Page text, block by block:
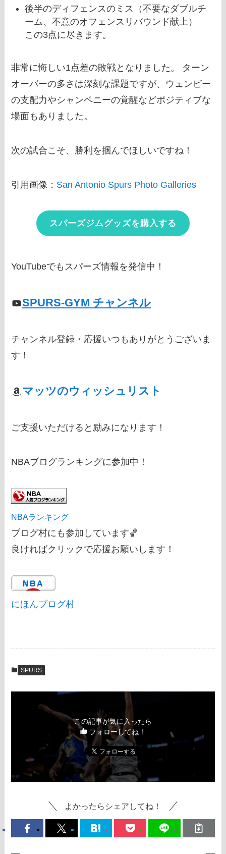
後半のディフェンスのミス（不要なダブルチ
ーム、不意のオフェンスリバウンド献上）
この3点に尽きます。
非常に悔しい1点差の敗戦となりました。 ターン
オーバーの多さは深刻な課題ですが、ウェンビー
の支配力やシャンペニーの覚醒などポジティブな
場面もありました。
次の試合こそ、勝利を掴んでほしいですね！
引用画像： San Antonio Spurs Photo Galleries
スパーズジムグッズを購入する
YouTubeでもスパーズ情報を発信中！
SPURS-GYM チャンネル
チャンネル登録・応援いつもありがとうございま
す！
マッツのウィッシュリスト
ご支援いただけると励みになります！
NBAブログランキングに参加中！
NBAランキング
ブログ村にも参加しています🏀
良ければクリックで応援お願いします！
にほんブログ村
SPURS
この記事が気に入ったら
フォローしてね！
よかったらシェアしてね！